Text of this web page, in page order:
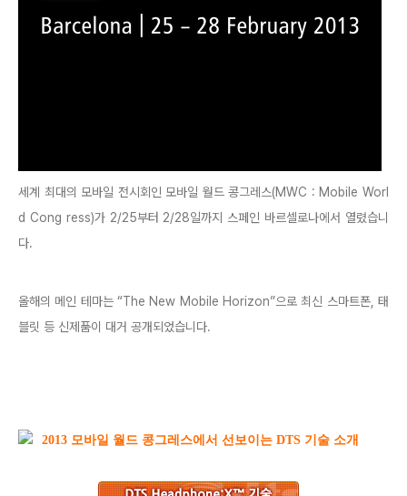
세계 최대의 모바일 전시회인 모바일 월드 콩그레스(MWC : Mobile Worl
d Cong ress)가 2/25부터 2/28일까지 스페인 바르셀로나에서 열렸습니
다.
올해의 메인 테마는 “The New Mobile Horizon”으로 최신 스마트폰, 태
블릿 등 신제품이 대거 공개되었습니다.
2013 모바일 월드 콩그레스에서 선보이는 DTS 기술 소개